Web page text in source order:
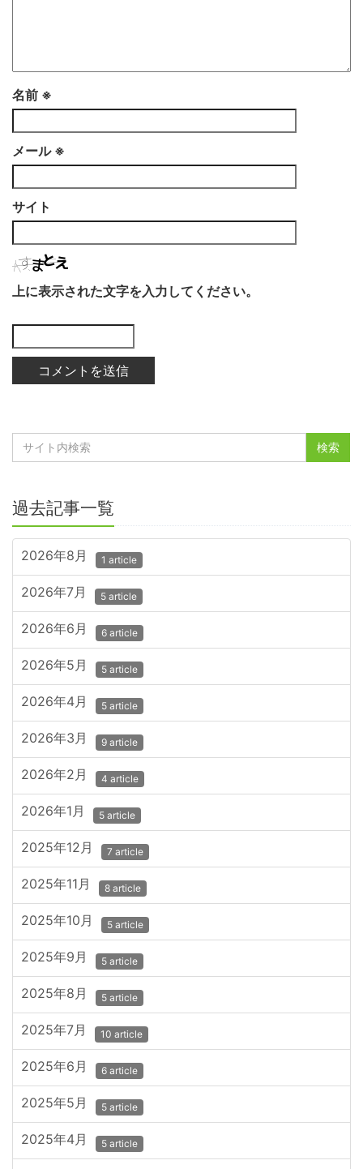
名前 ※
メール ※
サイト
上に表示された文字を入力してください。
過去記事一覧
2026年8月 1 article
2026年7月 5 article
2026年6月 6 article
2026年5月 5 article
2026年4月 5 article
2026年3月 9 article
2026年2月 4 article
2026年1月 5 article
2025年12月 7 article
2025年11月 8 article
2025年10月 5 article
2025年9月 5 article
2025年8月 5 article
2025年7月 10 article
2025年6月 6 article
2025年5月 5 article
2025年4月 5 article